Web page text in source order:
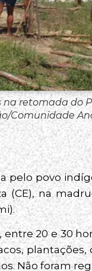
retomada do
Comunidade
pelo povo
(CE), na
20 e 30
Não foram